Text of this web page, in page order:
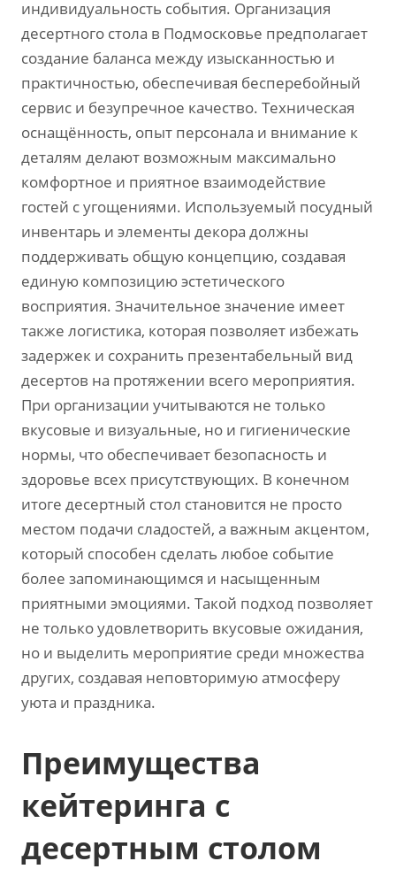
индивидуальность события. Организация
десертного стола в Подмосковье предполагает
создание баланса между изысканностью и
практичностью‚ обеспечивая бесперебойный
сервис и безупречное качество. Техническая
оснащённость‚ опыт персонала и внимание к
деталям делают возможным максимально
комфортное и приятное взаимодействие
гостей с угощениями. Используемый посудный
инвентарь и элементы декора должны
поддерживать общую концепцию‚ создавая
единую композицию эстетического
восприятия. Значительное значение имеет
также логистика‚ которая позволяет избежать
задержек и сохранить презентабельный вид
десертов на протяжении всего мероприятия.
При организации учитываются не только
вкусовые и визуальные‚ но и гигиенические
нормы‚ что обеспечивает безопасность и
здоровье всех присутствующих. В конечном
итоге десертный стол становится не просто
местом подачи сладостей‚ а важным акцентом‚
который способен сделать любое событие
более запоминающимся и насыщенным
приятными эмоциями. Такой подход позволяет
не только удовлетворить вкусовые ожидания‚
но и выделить мероприятие среди множества
других‚ создавая неповторимую атмосферу
уюта и праздника.
Преимущества
кейтеринга с
десертным столом